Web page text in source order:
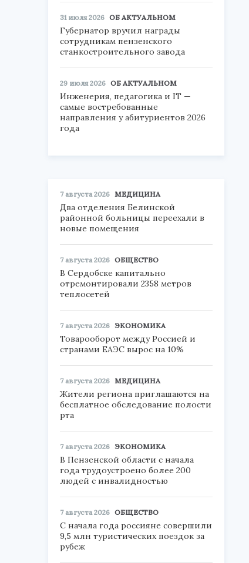
31 июля 2026 ОБ АКТУАЛЬНОМ
Губернатор вручил награды
сотрудникам пензенского
станкостроительного завода
29 июля 2026 ОБ АКТУАЛЬНОМ
Инженерия, педагогика и IT —
самые востребованные
направления у абитуриентов 2026
года
7 августа 2026 МЕДИЦИНА
Два отделения Белинской
районной больницы переехали в
новые помещения
7 августа 2026 ОБЩЕСТВО
В Сердобске капитально
отремонтировали 2358 метров
теплосетей
7 августа 2026 ЭКОНОМИКА
Товарооборот между Россией и
странами ЕАЭС вырос на 10%
7 августа 2026 МЕДИЦИНА
Жители региона приглашаются на
бесплатное обследование полости
рта
7 августа 2026 ЭКОНОМИКА
В Пензенской области с начала
года трудоустроено более 200
людей с инвалидностью
7 августа 2026 ОБЩЕСТВО
С начала года россияне совершили
9,5 млн туристических поездок за
рубеж